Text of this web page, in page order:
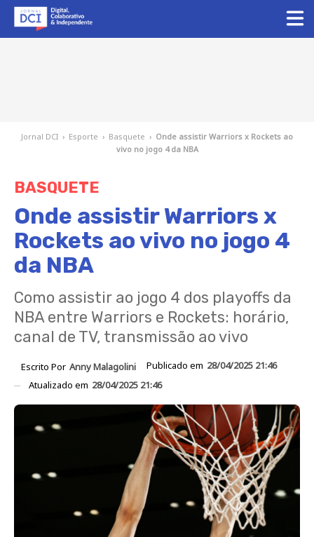
Jornal DCI › Esporte › Basquete › Onde assistir Warriors x Rockets ao
vivo no jogo 4 da NBA
BASQUETE
Onde assistir Warriors x
Rockets ao vivo no jogo 4
da NBA
Como assistir ao jogo 4 dos playoffs da
NBA entre Warriors e Rockets: horário,
canal de TV, transmissão ao vivo
Escrito Por Anny Malagolini Publicado em 28/04/2025 21:46
Atualizado em 28/04/2025 21:46